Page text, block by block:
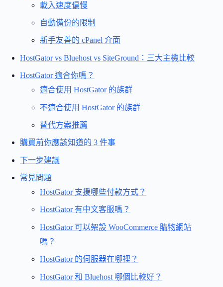
載入速度偏慢
自動備份的限制
新手友善的 cPanel 介面
HostGator vs Bluehost vs SiteGround：三大主機比較
HostGator 適合你嗎？
適合使用 HostGator 的族群
不適合使用 HostGator 的族群
替代方案推薦
購買前你應該知道的 3 件事
下一步建議
常見問題
HostGator 支援哪些付款方式？
HostGator 有中文客服嗎？
HostGator 可以架設 WooCommerce 購物網站
嗎？
HostGator 的伺服器在哪裡？
HostGator 和 Bluehost 哪個比較好？